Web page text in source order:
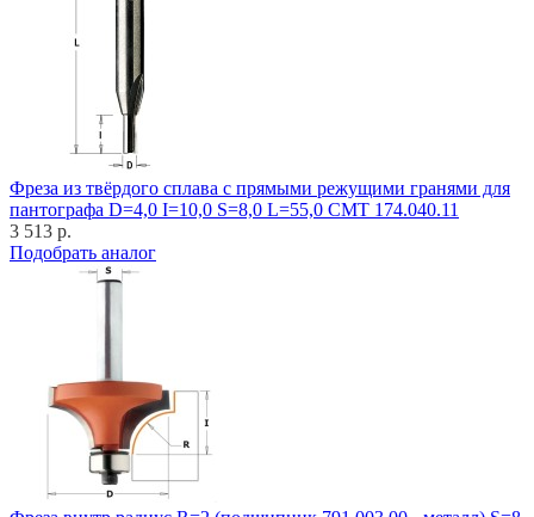
Фреза из твёрдого сплава с прямыми режущими гранями для
пантографа D=4,0 I=10,0 S=8,0 L=55,0 CMT 174.040.11
3 513 р.
Подобрать аналог